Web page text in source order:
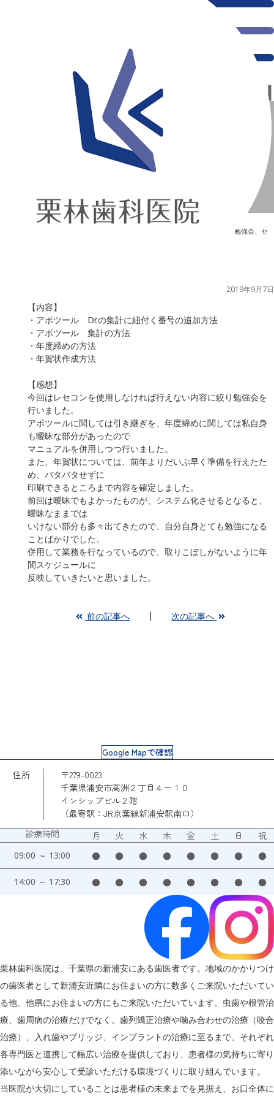
勉強会、セ
2019年9月7日
【内容】
・アポツール Dr.の集計に紐付く番号の追加方法
・アポツール 集計の方法
・年度締めの方法
・年賀状作成方法
【感想】
今回はレセコンを使用しなければ行えない内容に絞り勉強会を
行いました。
アポツールに関しては引き継ぎを、年度締めに関しては私自身
も曖昧な部分があったので
マニュアルを併用しつつ行いました。
また、年賀状については、前年よりだいぶ早く準備を行えたた
め、バタバタせずに
印刷できるところまで内容を確定しました。
前回は曖昧でもよかったものが、システム化させるとなると、
曖昧なままでは
いけない部分も多々出てきたので、自分自身とても勉強になる
ことばかりでした。
併用して業務を行なっているので、取りこぼしがないように年
間スケジュールに
反映していきたいと思いました。
前の記事へ 次の記事へ
Google Mapで確認
住所
〒279-0023
千葉県浦安市高洲２丁目４ー１０
インシップビル２階
（最寄駅：JR京葉線新浦安駅南口）
診療時間
月 火 水 木 金 土 日 祝
09:00 ～ 13:00 ● ● ● ● ● ● ● ●
14:00 ～ 17:30 ● ● ● ● ● ● ● ●
栗林歯科医院は、千葉県の新浦安にある歯医者です。地域のかかりつけ
の歯医者として新浦安近隣にお住まいの方に数多くご来院いただいてい
る他、他県にお住まいの方にもご来院いただいています。虫歯や根管治
療、歯周病の治療だけでなく、歯列矯正治療や噛み合わせの治療（咬合
治療）、入れ歯やブリッジ、インプラントの治療に至るまで、それぞれ
各専門医と連携して幅広い治療を提供しており、患者様の気持ちに寄り
添いながら安心して受診いただける環境づくりに取り組んでいます。
当医院が大切にしていることは患者様の未来までを見据え、お口全体に